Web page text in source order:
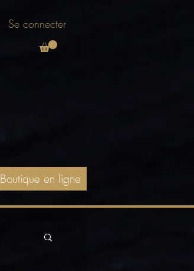
Se connecter
Boutique en ligne